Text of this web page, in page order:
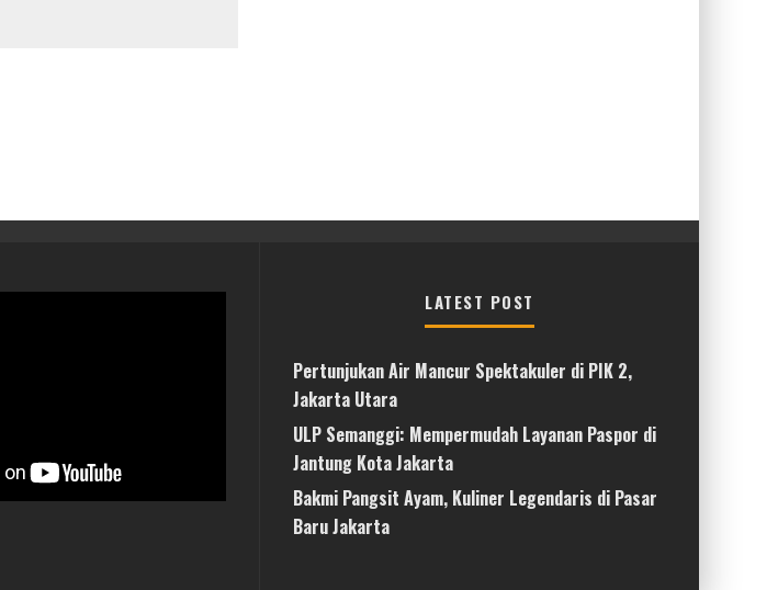
LATEST POST
Pertunjukan Air Mancur Spektakuler di PIK 2,
Jakarta Utara
ULP Semanggi: Mempermudah Layanan Paspor di
Jantung Kota Jakarta
Bakmi Pangsit Ayam, Kuliner Legendaris di Pasar
Baru Jakarta